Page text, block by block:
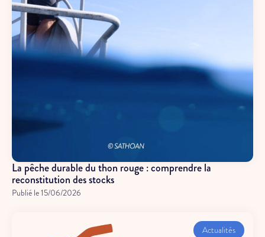
La pêche durable du thon rouge : comprendre la
reconstitution des stocks
Publié le15/06/2026
Actualités